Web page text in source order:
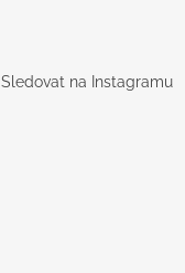
Sledovat na Instagramu